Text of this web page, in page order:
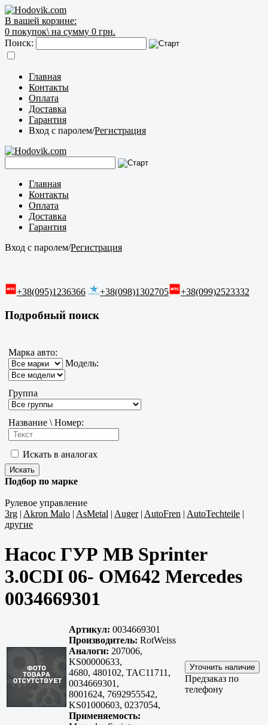
В вашей корзине:
0 покупок\ на сумму 0 грн.
Поиск:
Главная
Контакты
Оплата
Доставка
Гарантия
Вход с паролем/Регистрация
Главная
Контакты
Оплата
Доставка
Гарантия
Вход с паролем/Регистрация
+38(095)1236366 +38(098)1302705 +38(099)2523332
Подробный поиск
Марка авто:
Модель:
Группа
Название \ Номер:
Искать в аналогах
Подбор по марке
Рулевое управление
3rg | Akron Malo | AsMetal | Auger| AutoFren | AutoTechteile |
другие
Насос ГУР MB Sprinter
3.0CDI 06- OM642 Mercedes
0034669301
Артикул: 0034669301
Производитель: RotWeiss
Аналоги: 207006,
KS00000633,
4680, 480102, TAC11711,
0034669301,
8001624, 7692955542,
KS01000603, 0237054,
Применяемость:
Предзаказ по
телефону